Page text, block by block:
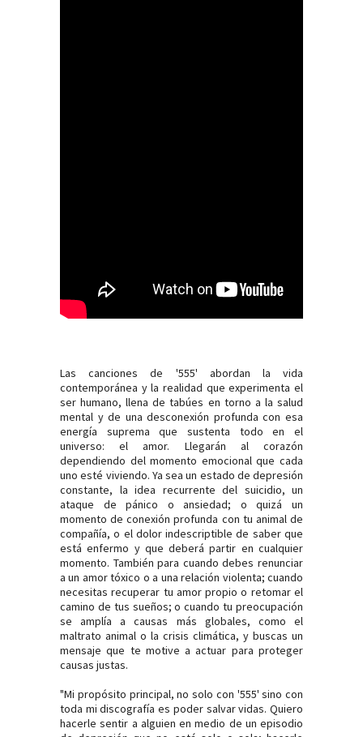
Las canciones de '555' abordan la vida
contemporánea y la realidad que experimenta el
ser humano, llena de tabúes en torno a la salud
mental y de una desconexión profunda con esa
energía suprema que sustenta todo en el
universo: el amor. Llegarán al corazón
dependiendo del momento emocional que cada
uno esté viviendo. Ya sea un estado de depresión
constante, la idea recurrente del suicidio, un
ataque de pánico o ansiedad; o quizá un
momento de conexión profunda con tu animal de
compañía, o el dolor indescriptible de saber que
está enfermo y que deberá partir en cualquier
momento. También para cuando debes renunciar
a un amor tóxico o a una relación violenta; cuando
necesitas recuperar tu amor propio o retomar el
camino de tus sueños; o cuando tu preocupación
se amplía a causas más globales, como el
maltrato animal o la crisis climática, y buscas un
mensaje que te motive a actuar para proteger
causas justas.
"Mi propósito principal, no solo con '555' sino con
toda mi discografía es poder salvar vidas. Quiero
hacerle sentir a alguien en medio de un episodio